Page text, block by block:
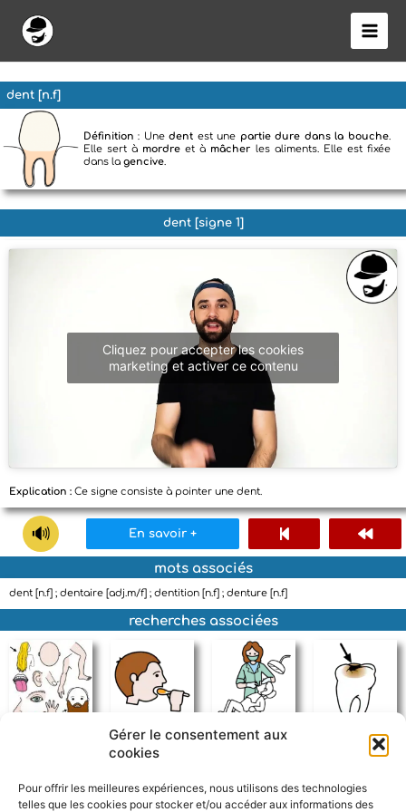
Gérer le consentement aux
cookies
Pour offrir les meilleures expériences, nous utilisons des technologies
telles que les cookies pour stocker et/ou accéder aux informations des
contenu
dent [n.f]
Définition: Unedent est une partie dure dans la bouche.
Elle sert à mordreet à mâcher les aliments. Elle est fixée
dans la gencive.
dent [signe 1]
Cliquez pour accepter les cookies
marketing et activer ce contenu
Explication : Ce signe consiste à pointer une dent.
En savoir +
mots associés
dent [n.f] ; dentaire [adj.m/f] ; dentition [n.f] ; denture [n.f]
recherches associées
manger dentiste